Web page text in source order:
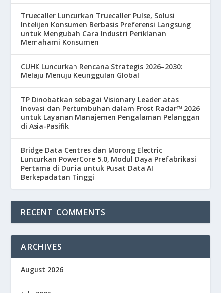
Truecaller Luncurkan Truecaller Pulse, Solusi
Intelijen Konsumen Berbasis Preferensi Langsung
untuk Mengubah Cara Industri Periklanan
Memahami Konsumen
CUHK Luncurkan Rencana Strategis 2026–2030:
Melaju Menuju Keunggulan Global
TP Dinobatkan sebagai Visionary Leader atas
Inovasi dan Pertumbuhan dalam Frost Radar™ 2026
untuk Layanan Manajemen Pengalaman Pelanggan
di Asia-Pasifik
Bridge Data Centres dan Morong Electric
Luncurkan PowerCore 5.0, Modul Daya Prefabrikasi
Pertama di Dunia untuk Pusat Data AI
Berkepadatan Tinggi
RECENT COMMENTS
ARCHIVES
August 2026